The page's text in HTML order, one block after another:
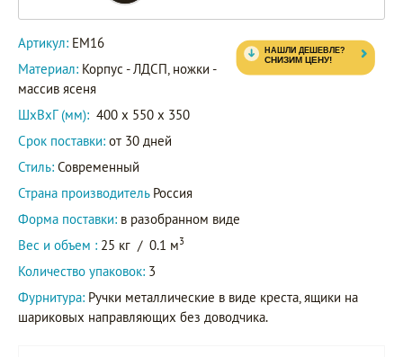
EM16/gray/L
EM16/milky/L
EM16/Print_01
Артикул: EM16
Материал: Корпус - ЛДСП, ножки -
массив ясеня
ШxВxГ (мм): 400 x 550 x 350
Срок поставки: от 30 дней
Стиль: Современный
Страна производитель Россия
Форма поставки: в разобранном виде
Вес и объем : 25 кг / 0.1 м3
Количество упаковок: 3
Фурнитура: Ручки металлические в виде креста, ящики на
шариковых направляющих без доводчика.